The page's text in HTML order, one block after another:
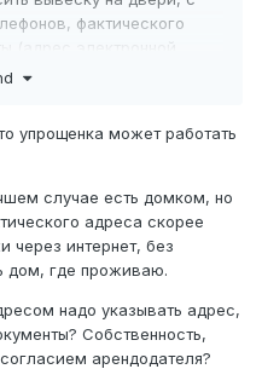
фактического
(адрес электронной
а также уведомить
такую информацию и у
упрощенка может работать
случае есть домком, но
адреса скорее
через интернет, без
дом, где проживаю.
надо указывать адрес,
Собственность,
арендодателя?